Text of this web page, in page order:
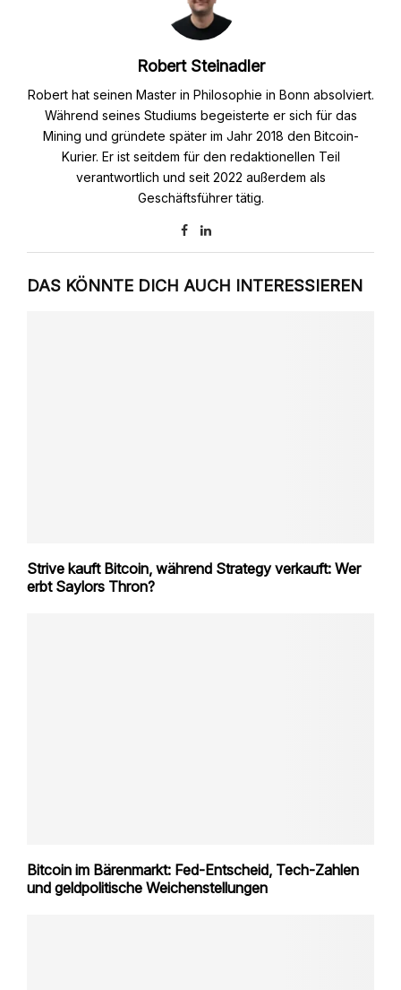
Robert Steinadler
Robert hat seinen Master in Philosophie in Bonn absolviert.
Während seines Studiums begeisterte er sich für das
Mining und gründete später im Jahr 2018 den Bitcoin-
Kurier. Er ist seitdem für den redaktionellen Teil
verantwortlich und seit 2022 außerdem als
Geschäftsführer tätig.
DAS KÖNNTE DICH AUCH INTERESSIEREN
Strive kauft Bitcoin, während Strategy verkauft: Wer
erbt Saylors Thron?
Bitcoin im Bärenmarkt: Fed-Entscheid, Tech-Zahlen
und geldpolitische Weichenstellungen